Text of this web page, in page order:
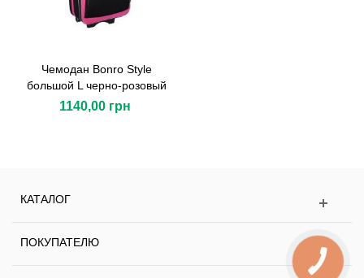
Чемодан Bonro Style
большой L черно-розовый
1140,00 грн
КАТАЛОГ
ПОКУПАТЕЛЮ
КНОПКА
ЗВ'ЯЗКУ